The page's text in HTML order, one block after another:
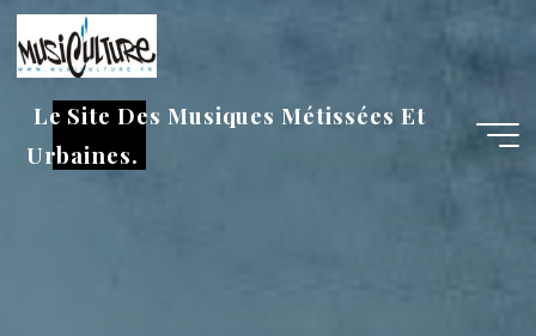
Aller
au
contenu
Le Site Des Musiques Métissées Et
Urbaines.